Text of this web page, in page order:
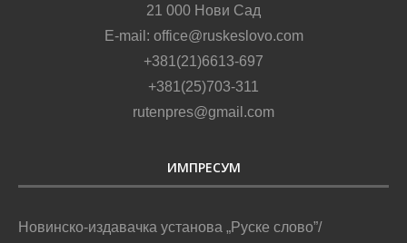
21 000 Нови Сад
E-mail: office@ruskeslovo.com
+381(21)6613-697
+381(25)703-311
rutenpres@gmail.com
ИМПРЕСУМ
Новинско-издавачка установа „Руске слово”/